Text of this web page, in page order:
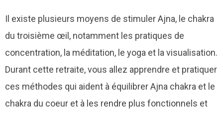
Il existe plusieurs moyens de stimuler Ajna, le chakra
du troisième œil, notamment les pratiques de
concentration, la méditation, le yoga et la visualisation.
Durant cette retraite, vous allez apprendre et pratiquer
ces méthodes qui aident à équilibrer Ajna chakra et le
chakra du coeur et à les rendre plus fonctionnels et